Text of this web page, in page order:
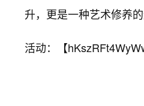
升，更是一种艺术修养的
活动：【